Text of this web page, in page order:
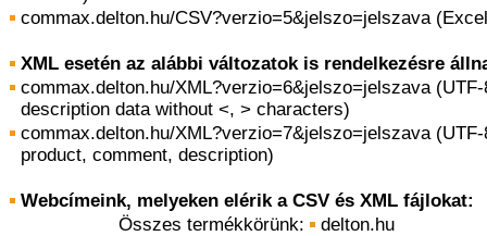
commax.delton.hu/CSV?verzio=5&jelszo=jelszava
XML esetén az alábbi változatok is rendelkezésre
commax.delton.hu/XML?verzio=6&jelszo=jelszava
description data without <, > characters)
commax.delton.hu/XML?verzio=7&jelszo=jelszava
product, comment, description)
Webcímeink, melyeken elérik a CSV és XML fájlokat:
Összes termékkörünk:
delton.hu